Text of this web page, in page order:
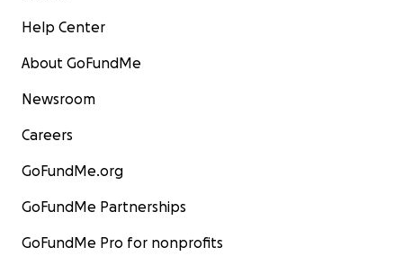
Help Center
About GoFundMe
Newsroom
Careers
GoFundMe.org
GoFundMe Partnerships
GoFundMe Pro for nonprofits